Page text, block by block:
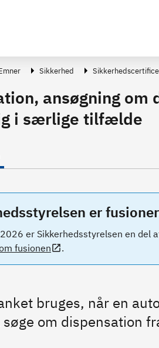
Sikkerhed
ansøgning
i særlige tilfælde
er
er Sikkerhedsstyrelsen en del
fusionen
.
bruges, når en
om dispensation